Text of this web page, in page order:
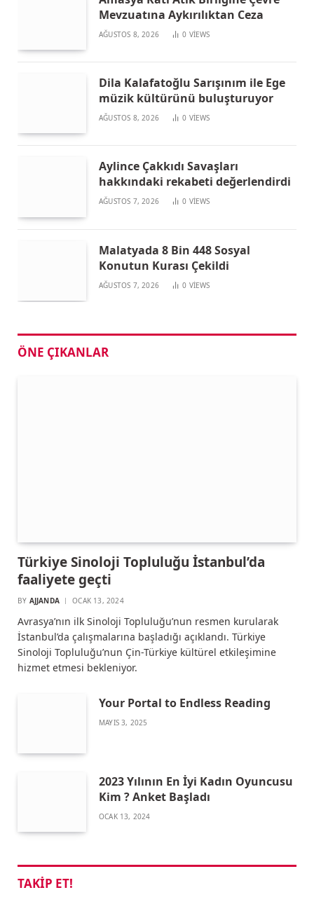
Mevzuatına Aykırılıktan Ceza
AĞUSTOS 8, 2026 0 VIEWS
Dila Kalafatoğlu Sarışınım ile Ege
müzik kültürünü buluşturuyor
AĞUSTOS 8, 2026 0 VIEWS
Aylince Çakkıdı Savaşları
hakkındaki rekabeti değerlendirdi
AĞUSTOS 7, 2026 0 VIEWS
Malatyada 8 Bin 448 Sosyal
Konutun Kurası Çekildi
AĞUSTOS 7, 2026 0 VIEWS
ÖNE ÇIKANLAR
Türkiye Sinoloji Topluluğu İstanbul’da
faaliyete geçti
BY AJJANDA OCAK 13, 2024
Avrasya’nın ilk Sinoloji Topluluğu’nun resmen kurularak
İstanbul’da çalışmalarına başladığı açıklandı. Türkiye
Sinoloji Topluluğu’nun Çin-Türkiye kültürel etkileşimine
hizmet etmesi bekleniyor.
Your Portal to Endless Reading
MAYIS 3, 2025
2023 Yılının En İyi Kadın Oyuncusu
Kim ? Anket Başladı
OCAK 13, 2024
TAKIP ET!